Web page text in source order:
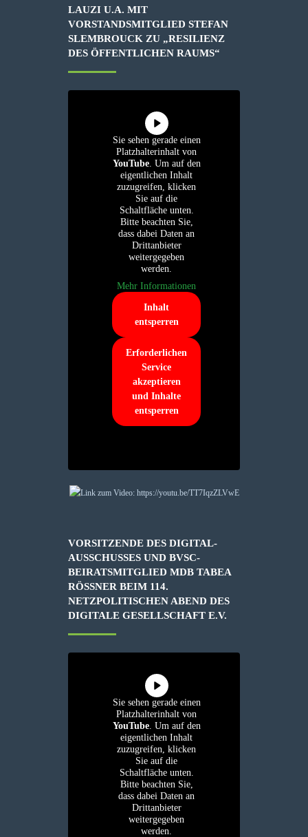
LAUZI U.A. MIT
VORSTANDSMITGLIED STEFAN
SLEMBROUCK ZU „RESILIENZ
DES ÖFFENTLICHEN RAUMS“
Sie sehen gerade einen
Platzhalterinhalt von
YouTube. Um auf den
eigentlichen Inhalt
zuzugreifen, klicken
Sie auf die
Schaltfläche unten.
Bitte beachten Sie,
dass dabei Daten an
Drittanbieter
weitergegeben
werden.
Mehr Informationen
Inhalt
entsperren
Erforderlichen
Service
akzeptieren
und Inhalte
entsperren
VORSITZENDE DES DIGITAL-
AUSSCHUSSES UND BVSC-
BEIRATSMITGLIED MDB TABEA
RÖSSNER BEIM 114. N
ETZPOLITISCHEN ABEND DES D
IGITALE GESELLSCHAFT E.V.
Sie sehen gerade einen
Platzhalterinhalt von
YouTube. Um auf den
eigentlichen Inhalt
zuzugreifen, klicken
Sie auf die
Schaltfläche unten.
Bitte beachten Sie,
dass dabei Daten an
Drittanbieter
weitergegeben
werden.